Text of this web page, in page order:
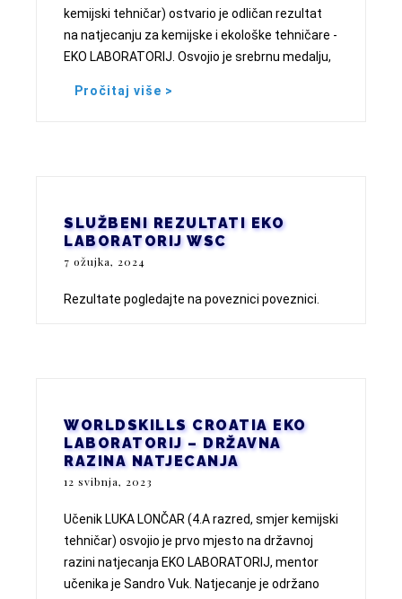
kemijski tehničar) ostvario je odličan rezultat
na natjecanju za kemijske i ekološke tehničare -
EKO LABORATORIJ. Osvojio je srebrnu medalju,
Pročitaj više >
SLUŽBENI REZULTATI EKO
LABORATORIJ WSC
7 ožujka, 2024
Rezultate pogledajte na poveznici poveznici.
WORLDSKILLS CROATIA EKO
LABORATORIJ – DRŽAVNA
RAZINA NATJECANJA
12 svibnja, 2023
Učenik LUKA LONČAR (4.A razred, smjer kemijski
tehničar) osvojio je prvo mjesto na državnoj
razini natjecanja EKO LABORATORIJ, mentor
učenika je Sandro Vuk. Natjecanje je održano